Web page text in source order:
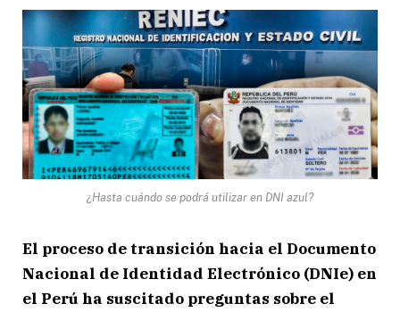
¿Hasta cuándo se podrá utilizar en DNI azul?
El proceso de transición hacia el Documento
Nacional de Identidad Electrónico (DNIe) en
el Perú ha suscitado preguntas sobre el